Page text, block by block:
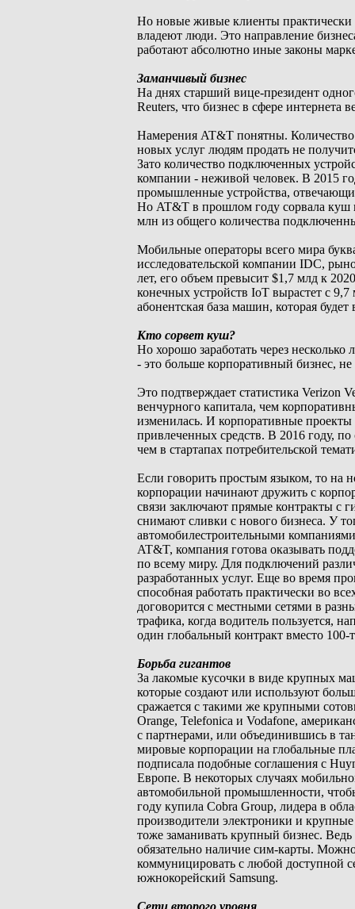
Но новые живые клиенты практически
владеют люди. Это направление
работают абсолютно иные законы
Заманчивый бизнес
На днях старший вице-президент
Reuters, что бизнес в сфере
Намерения AT&T понятны.
новых услуг людям продать не
Зато количество подключенных
компании - неживой человек. В 2015
промышленные устройства,
Но AT&T в прошлом году сорвала куш
млн из общего количества
Мобильные операторы всего мира
исследовательской компании IDC,
лет, его объем превысит $1,7 млд к
конечных устройств IoT вырастет с
абонентская база машин, которая
Кто сорвет куш?
Но хорошо заработать через
- это больше корпоративный бизнес,
Это подтверждает статистика Verizon
венчурного капитала, чем
изменилась. И корпоративные
привлеченных средств. В 2016 году,
чем в стартапах потребительской
Если говорить простым языком, то на
корпорации начинают дружить с
связи заключают прямые контракты с
снимают сливки с нового бизнеса. У
автомобилестроительными
AT&T, компания готова оказывать
по всему миру. Для подключений
разработанных услуг. Еще во время
способная работать практически во
договорится с местными сетями в
трафика, когда водитель пользуется,
один глобальный контракт вместо 100-
Борьба гигантов
За лакомые кусочки в виде крупных
которые создают или используют
сражается с такими же крупными
Orange, Telefonica и Vodafone,
с партнерами, или объединившись в
мировые корпорации на глобальные
подписала подобные соглашения с
Европе. В некоторых случаях
автомобильной промышленности,
году купила Cobra Group, лидера в
производители электроники и
тоже заманивать крупный бизнес.
обязательно наличие сим-карты.
коммуницировать с любой доступной
южнокорейский Samsung.
Сети второго уровня